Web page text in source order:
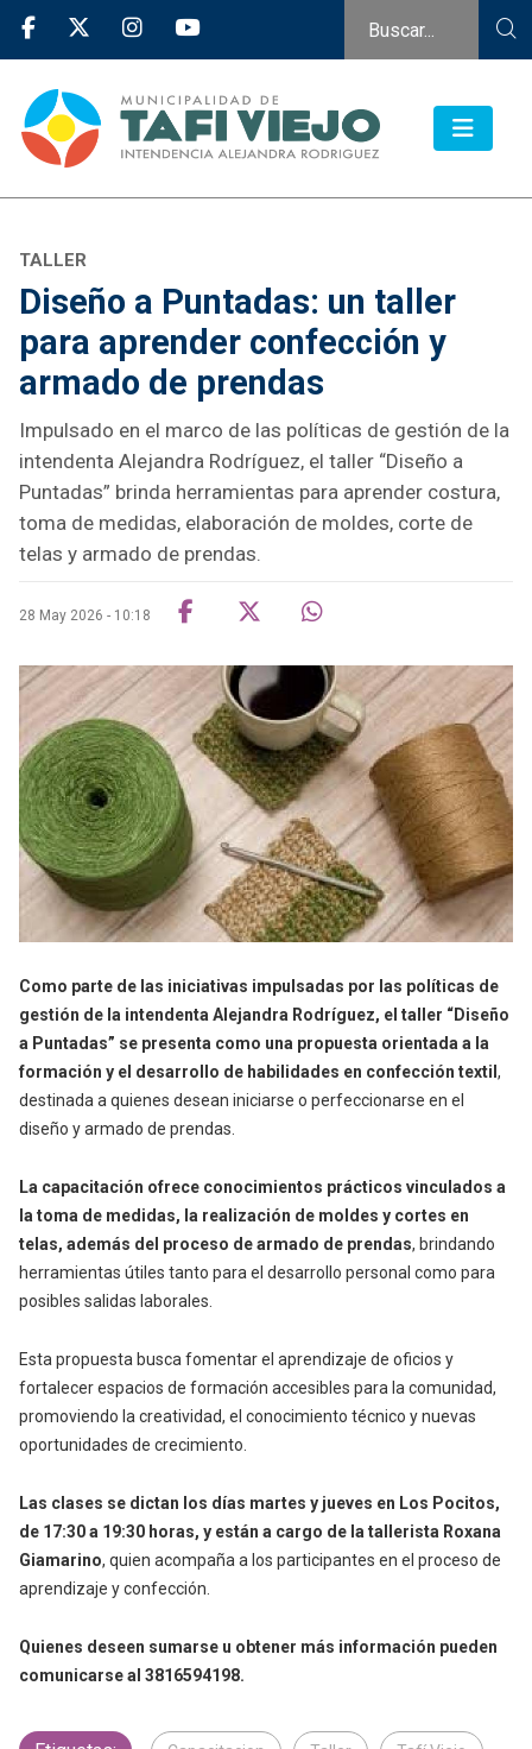
TALLER
Diseño a Puntadas: un taller
para aprender confección y
armado de prendas
Impulsado en el marco de las políticas de gestión de la
intendenta Alejandra Rodríguez, el taller “Diseño a
Puntadas” brinda herramientas para aprender costura,
toma de medidas, elaboración de moldes, corte de
telas y armado de prendas.
28 May 2026 - 10:18
Como parte de las iniciativas impulsadas por las políticas de
gestión de la intendenta Alejandra Rodríguez, el taller “Diseño
a Puntadas” se presenta como una propuesta orientada a la
formación y el desarrollo de habilidades en confección textil ,
destinada a quienes desean iniciarse o perfeccionarse en el
diseño y armado de prendas.
La capacitación ofrece conocimientos prácticos vinculados a
la toma de medidas, la realización de moldes y cortes en
telas, además del proceso de armado de prendas, brindando
herramientas útiles tanto para el desarrollo personal como para
posibles salidas laborales.
Esta propuesta busca fomentar el aprendizaje de oficios y
fortalecer espacios de formación accesibles para la comunidad,
promoviendo la creatividad, el conocimiento técnico y nuevas
oportunidades de crecimiento.
Las clases se dictan los días martes y jueves en Los Pocitos,
de 17:30 a 19:30 horas, y están a cargo de la tallerista Roxana
Giamarino, quien acompaña a los participantes en el proceso de
aprendizaje y confección.
Quienes deseen sumarse u obtener más información pueden
comunicarse al 3816594198.